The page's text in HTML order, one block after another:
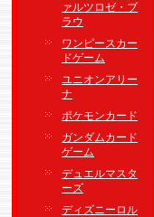
ァルツロゼ・ブ
ラウ
ワンピースカー
ドゲーム
ユニオンアリー
ナ
ポケモンカード
ガンダムカード
ゲーム
デュエルマスタ
ーズ
ディズニーロル